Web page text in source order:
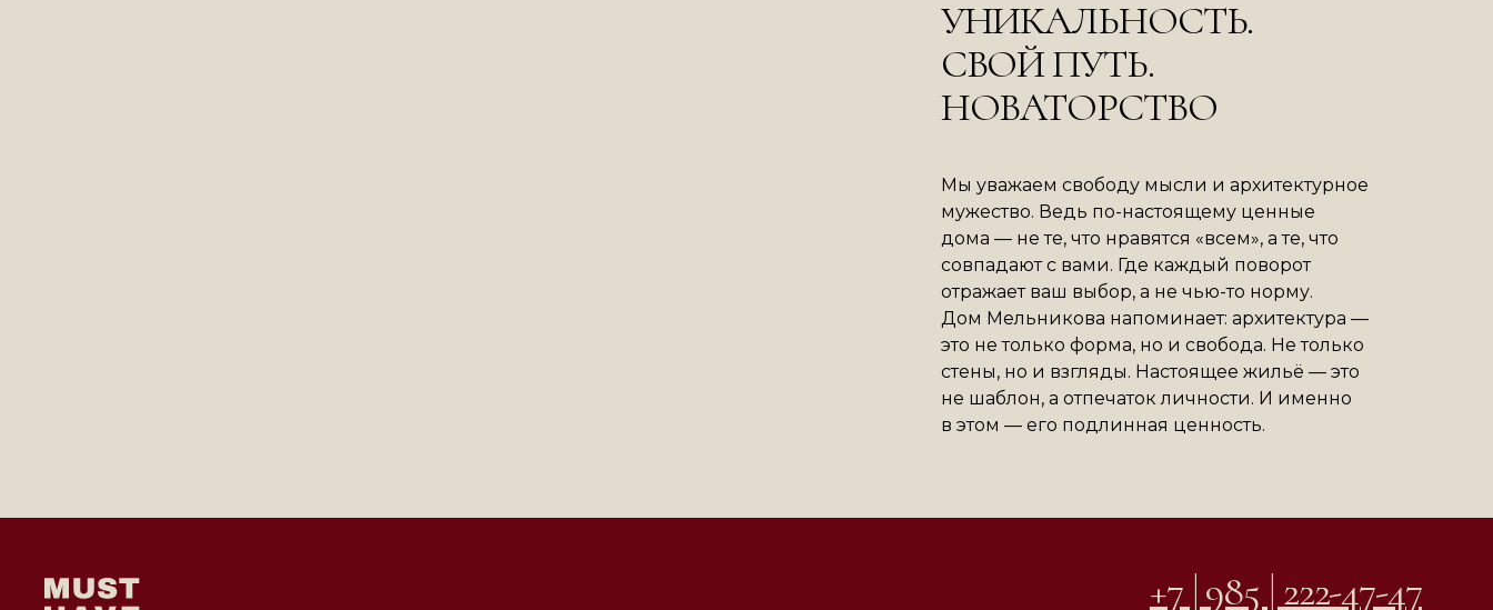
Мы уважаем свободу мысли и архитектурное
мужество. Ведь по-настоящему ценные
дома — не те, что нравятся «всем», а те, что
совпадают с вами. Где каждый поворот
отражает ваш выбор, а не чью-то норму.
Дом Мельникова напоминает: архитектура —
это не только форма, но и свобода. Не только
стены, но и взгляды. Настоящее жильё — это
не шаблон, а отпечаток личности. И именно
в этом — его подлинная ценность.
УНИКАЛЬНОСТЬ.
СВОЙ ПУТЬ.
НОВАТОРСТВО
+7 | 985 | 222-47-47